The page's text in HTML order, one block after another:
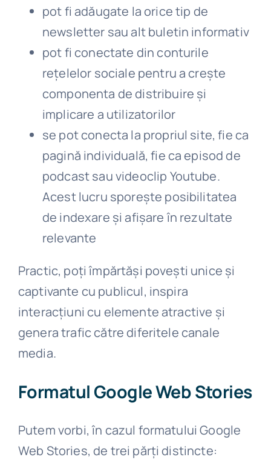
pot fi adăugate la orice tip de
newsletter sau alt buletin informativ
pot fi conectate din conturile
rețelelor sociale pentru a crește
componenta de distribuire și
implicare a utilizatorilor
se pot conecta la propriul site, fie ca
pagină individuală, fie ca episod de
podcast sau videoclip Youtube.
Acest lucru sporește posibilitatea
de indexare și afișare în rezultate
relevante
Practic, poți împărtăși povești unice și
captivante cu publicul, inspira
interacțiuni cu elemente atractive și
genera trafic către diferitele canale
media.
Formatul Google Web Stories
Putem vorbi, în cazul formatului Google
Web Stories, de trei părți distincte: